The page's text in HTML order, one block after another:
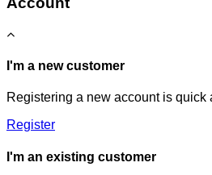
I'm a new customer
Registering a new account is quick
Register
I'm an existing customer